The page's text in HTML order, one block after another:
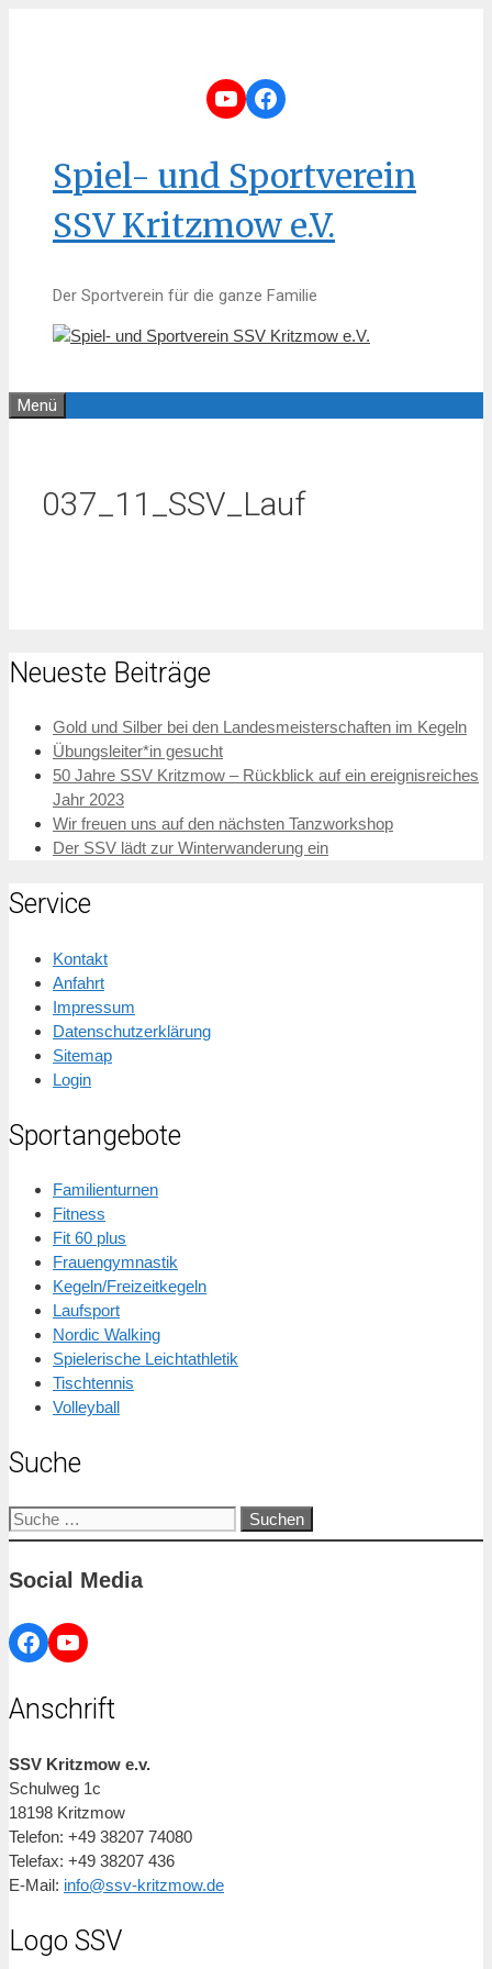
YouTube
Facebook
Spiel- und Sportverein
SSV Kritzmow e.V.
Der Sportverein für die ganze Familie
Menü
037_11_SSV_Lauf
Neueste Beiträge
Gold und Silber bei den Landesmeisterschaften im Kegeln
Übungsleiter*in gesucht
50 Jahre SSV Kritzmow – Rückblick auf ein ereignisreiches
Jahr 2023
Wir freuen uns auf den nächsten Tanzworkshop
Der SSV lädt zur Winterwanderung ein
Service
Kontakt
Anfahrt
Impressum
Datenschutzerklärung
Sitemap
Login
Sportangebote
Familienturnen
Fitness
Fit 60 plus
Frauengymnastik
Kegeln/Freizeitkegeln
Laufsport
Nordic Walking
Spielerische Leichtathletik
Tischtennis
Volleyball
Suche
Suche
nach:
Social Media
Facebook
YouTube
Anschrift
SSV Kritzmow e.v.
Schulweg 1c
18198 Kritzmow
Telefon: +49 38207 74080
Telefax: +49 38207 436
E-Mail: info@ssv-kritzmow.de
Logo SSV